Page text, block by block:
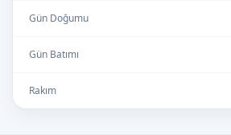
Gün Doğumu
Gün Batımı
Rakım